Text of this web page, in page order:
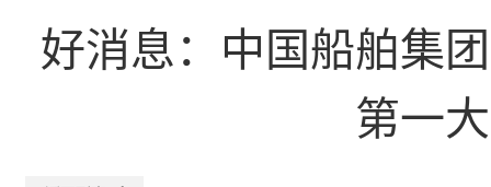
好消息：中国船舶集
第一